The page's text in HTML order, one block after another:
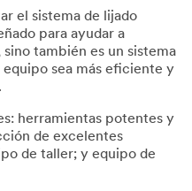
el sistema de lijado
para ayudar a
también es un sistema
equipo sea más eficiente y
herramientas potentes y
de excelentes
de taller; y equipo de